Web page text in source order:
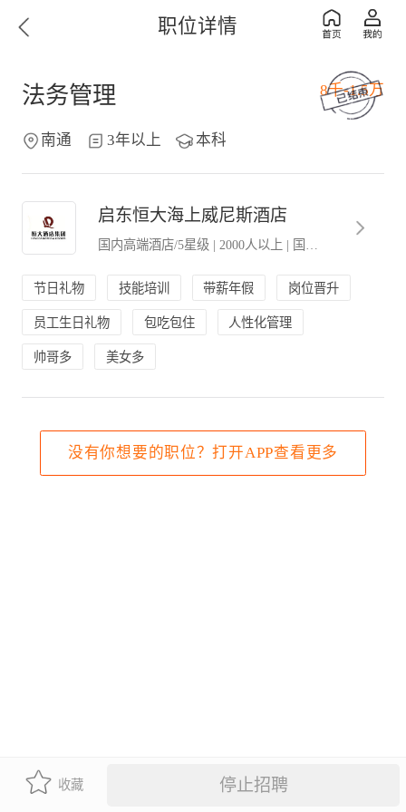
职位详情
法务管理 8千-1.5万
南通 3年以上 本科
启东恒大海上威尼斯酒店
国内高端酒店/5星级 | 2000人以上 | 国内上市公司
节日礼物 技能培训 带薪年假 岗位晋升
员工生日礼物 包吃包住 人性化管理
帅哥多 美女多
没有你想要的职位？打开APP查看更多
收藏 停止招聘